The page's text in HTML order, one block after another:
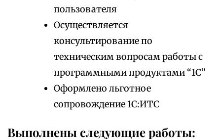
пользователя
Осуществляется
консультирование по
техническим вопросам работы с
программными продуктами “1С”
Оформлено льготное
сопровождение 1С:ИТС
Выполнены следующие работы: